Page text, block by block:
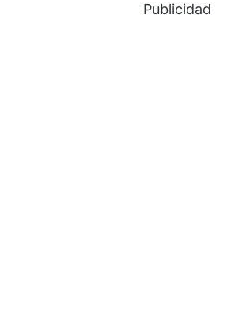
Publicidad